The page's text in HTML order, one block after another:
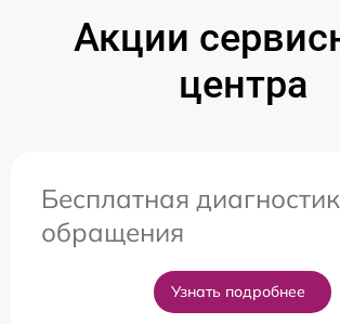
Акции
центра
Бесплатная
обращения
Узнать подробнее